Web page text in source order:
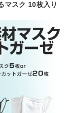
マスク 10枚入り